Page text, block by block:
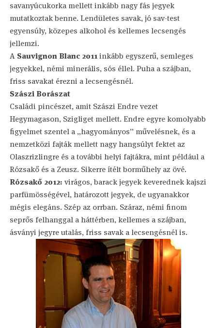
savanyúcukorka mellett inkább nagy fás jegyek
mutatkoztak benne. Lendületes savak, jó sav-test
egyensúly, közepes alkohol és kellemes lecsengés
jellemzi.
A Sauvignon Blanc 2011inkább egyszerű, semleges
jegyekkel, némi minerális, sós éllel. Puha a szájban,
friss savakat érezni a lecsengésnél.
Szászi Borászat
Családi pincészet, amit Szászi Endre vezet
Hegymagason, Szigliget mellett. Endre egyre komolyabb
figyelmet szentel a „hagyományos” művelésnek, és a
nemzetközi fajták mellett nagy hangsúlyt fektet az
Olaszrizlingre és a további helyi fajtákra, mint például a
Rózsakő és a Zeusz. Sikerre ítélt borműhely az övé.
Rózsakő 2012: virágos, barack jegyek keverednek kajszi
parfümösségével, határozott jegyek, de ugyanakkor
mégis elegáns. Szép az orrban. Száraz, némi finom
seprős felhanggal a háttérben, kellemes a szájban,
ásványi jegyre utalás, friss savak a lecsengésnél is.